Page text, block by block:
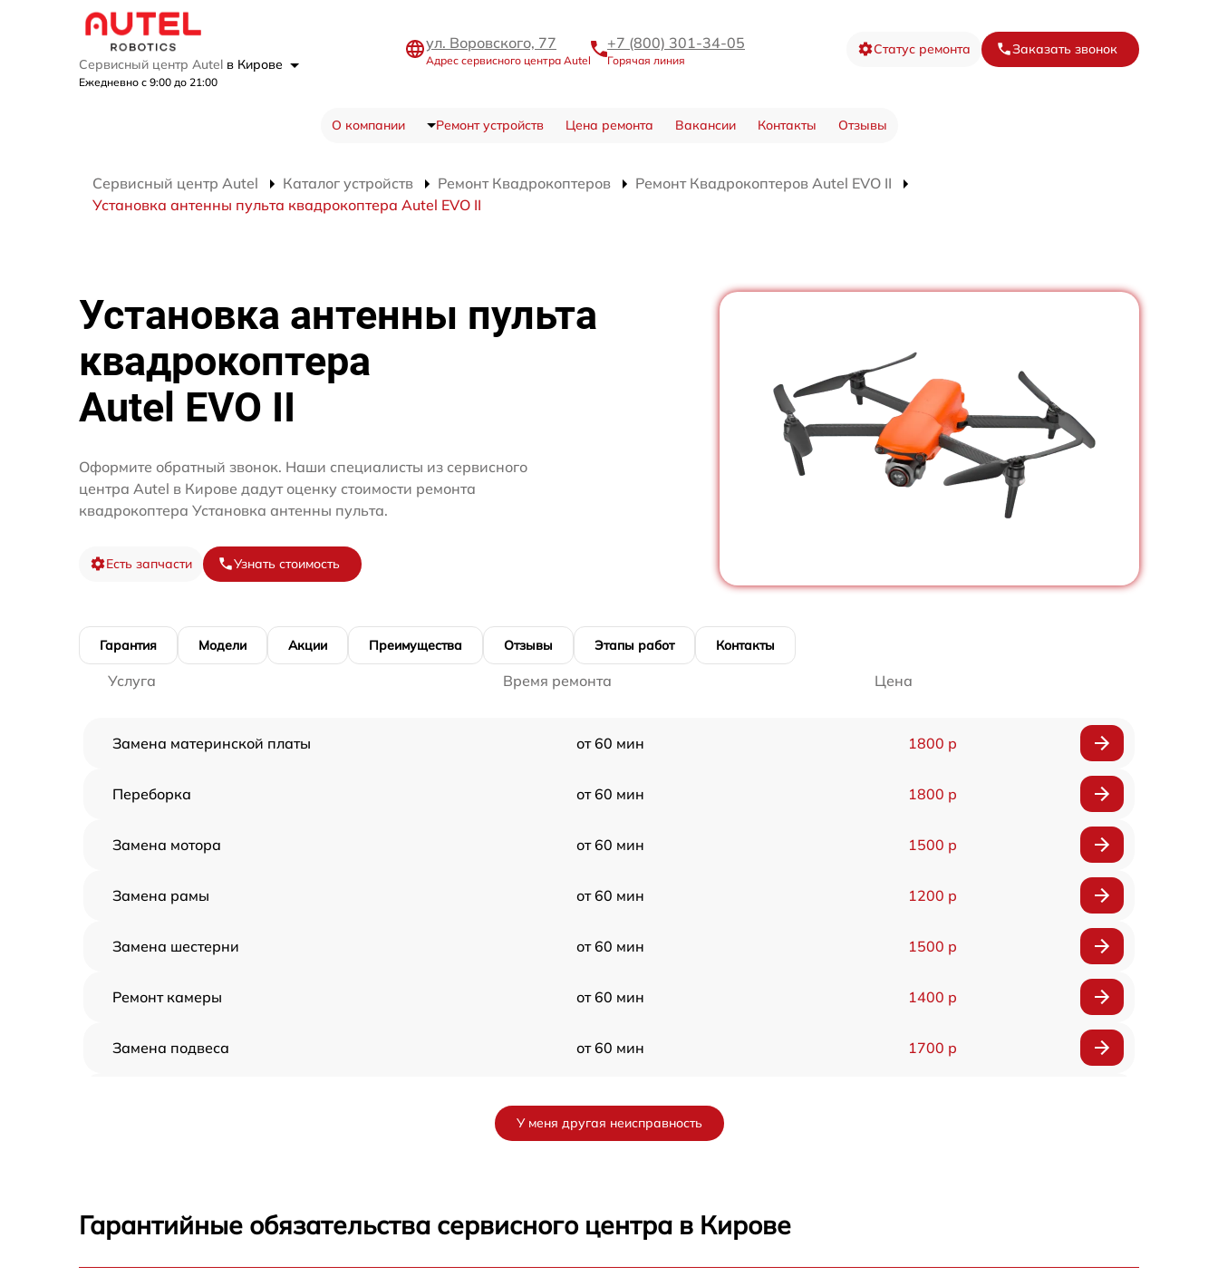
Сервисный центр Autel в Кирове
Ежедневно с 9:00 до 21:00
ул. Воровского, 77
Адрес сервисного центра Autel
+7 (800) 301-34-05
Горячая линия
Статус ремонта Заказать звонок
О компании Ремонт устройств Цена ремонта Вакансии Контакты Отзывы
Сервисный центр Autel Каталог устройств Ремонт Квадрокоптеров
Ремонт Квадрокоптеров Autel EVO II
Установка антенны пульта квадрокоптера Autel EVO II
Установка антенны пульта
квадрокоптера
Autel EVO II
Оформите обратный звонок. Наши специалисты из сервисного
центра Autel в Кирове дадут оценку стоимости ремонта
квадрокоптера Установка антенны пульта.
Есть запчасти Узнать стоимость
Гарантия Модели Акции Преимущества Отзывы Этапы работ Контакты
Услуга Время ремонта Цена
Замена материнской платы от 60 мин 1800 р
Переборка от 60 мин 1800 р
Замена мотора от 60 мин 1500 р
Замена рамы от 60 мин 1200 р
Замена шестерни от 60 мин 1500 р
Ремонт камеры от 60 мин 1400 р
Замена подвеса от 60 мин 1700 р
У меня другая неисправность
Гарантийные обязательства сервисного центра в Кирове